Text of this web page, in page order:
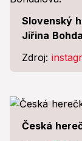
Slovenský
Jiřina
Zdroj:
Česká